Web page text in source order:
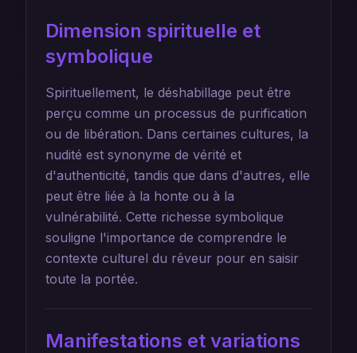
Dimension spirituelle et
symbolique
Spirituellement, le déshabillage peut être
perçu comme un processus de purification
ou de libération. Dans certaines cultures, la
nudité est synonyme de vérité et
d'authenticité, tandis que dans d'autres, elle
peut être liée à la honte ou à la
vulnérabilité. Cette richesse symbolique
souligne l'importance de comprendre le
contexte culturel du rêveur pour en saisir
toute la portée.
Manifestations et variations